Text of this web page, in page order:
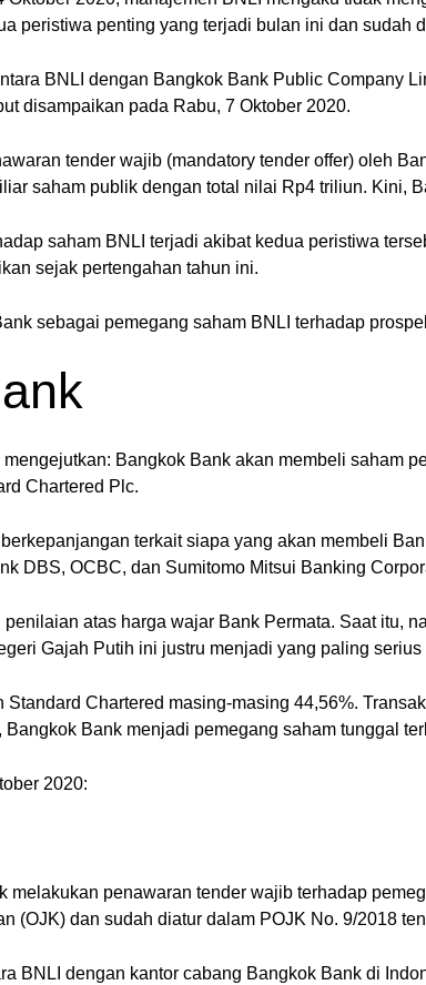
peristiwa penting yang terjadi bulan ini dan sudah
BNLI dengan Bangkok Bank Public Company
disampaikan pada Rabu, 7 Oktober 2020.
tender wajib (mandatory tender offer) oleh
saham publik dengan total nilai Rp4 triliun. Kini,
saham BNLI terjadi akibat kedua peristiwa
sejak pertengahan tahun ini.
sebagai pemegang saham BNLI terhadap
Bangkok Bank akan membeli saham
Chartered Plc.
terkait siapa yang akan membeli
DBS, OCBC, dan Sumitomo Mitsui Banking
atas harga wajar Bank Permata. Saat itu,
Gajah Putih ini justru menjadi yang paling
Chartered masing-masing 44,56%.
Bank menjadi pemegang saham tunggal
2020:
melakukan penawaran tender wajib terhadap
(OJK) dan sudah diatur dalam POJK No. 9/2018
BNLI dengan kantor cabang Bangkok Bank di